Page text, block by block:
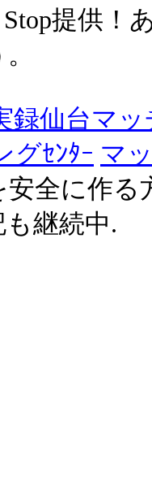
Stop提供
録仙台マ
グｾﾝﾀｰ マ
全に作
継続中.